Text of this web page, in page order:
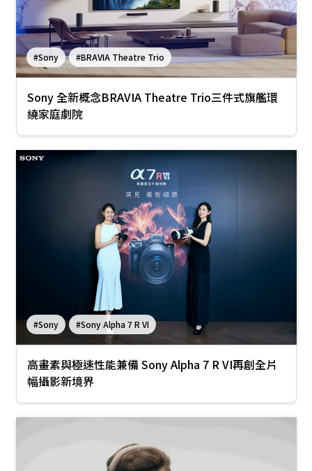
#Sony #BRAVIA Theatre Trio
Sony 全新概念BRAVIA Theatre Trio三件式旗艦環
繞家庭劇院
#Sony #Sony Alpha 7 R VI
高畫素與極速性能兼備 Sony Alpha 7 R VI再創全片
幅攝影新境界